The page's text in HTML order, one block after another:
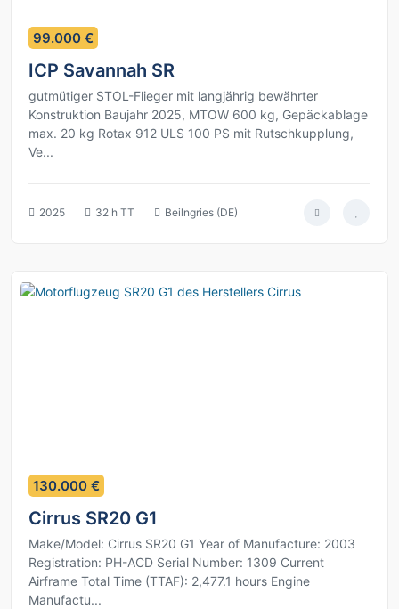
5
99.000 €
ICP Savannah SR
gutmütiger STOL-Flieger mit langjährig bewährter
Konstruktion Baujahr 2025, MTOW 600 kg, Gepäckablage
max. 20 kg Rotax 912 ULS 100 PS mit Rutschkupplung,
Ve...
2025 32 h TT Beilngries (DE)
11
130.000 €
Cirrus SR20 G1
Make/Model: Cirrus SR20 G1 Year of Manufacture: 2003
Registration: PH-ACD Serial Number: 1309 Current
Airframe Total Time (TTAF): 2,477.1 hours Engine
Manufactu...